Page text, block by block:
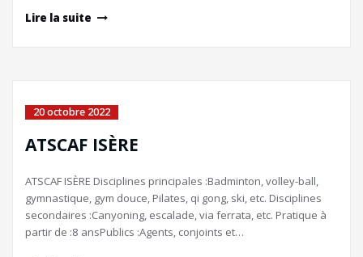
Lire la suite
20 octobre 2022
ATSCAF ISÈRE
ATSCAF ISÈRE Disciplines principales :Badminton, volley-ball,
gymnastique, gym douce, Pilates, qi gong, ski, etc. Disciplines
secondaires :Canyoning, escalade, via ferrata, etc. Pratique à
partir de :8 ansPublics :Agents, conjoints et…